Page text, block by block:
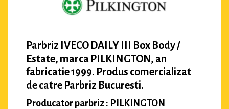
Parbriz IVECO DAILY III Box Body /
Estate, marca PILKINGTON, an
fabricatie 1999. Produs comercializat
de catre Parbriz Bucuresti.
Producator parbriz : PILKINGTON